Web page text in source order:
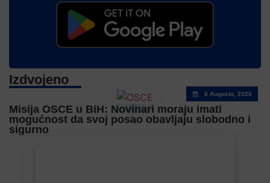
Izdvojeno
6 Augusta, 2026
Misija OSCE u BiH: Novinari moraju imati
mogućnost da svoj posao obavljaju slobodno i
sigurno